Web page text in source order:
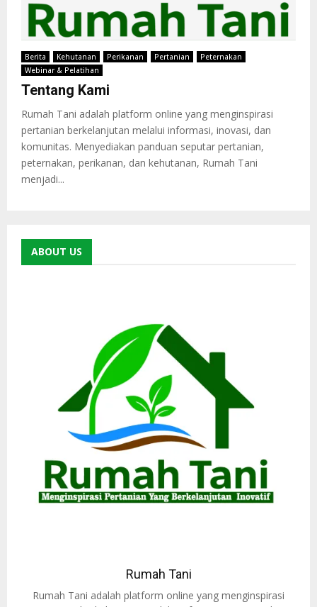
Berita Kehutanan Perikanan Pertanian
Peternakan
Webinar & Pelatihan
Tentang Kami
Rumah Tani adalah platform online yang menginspirasi
pertanian berkelanjutan melalui informasi, inovasi, dan
komunitas. Menyediakan panduan seputar pertanian,
peternakan, perikanan, dan kehutanan, Rumah Tani
menjadi...
ABOUT US
Rumah Tani
Rumah Tani adalah platform online yang menginspirasi